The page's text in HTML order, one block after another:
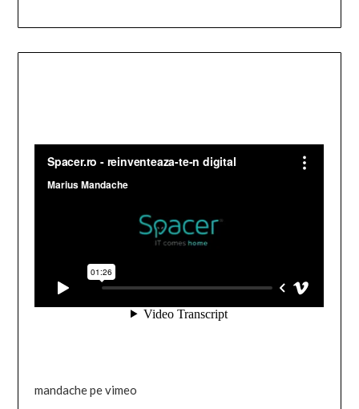
mandache pe vimeo